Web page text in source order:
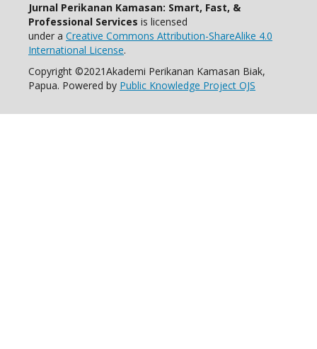
Jurnal Perikanan Kamasan: Smart, Fast, &
Professional Services is licensed
under a Creative Commons Attribution-ShareAlike 4.0
International License.
Copyright ©2021Akademi Perikanan Kamasan Biak,
Papua. Powered by Public Knowledge Project OJS